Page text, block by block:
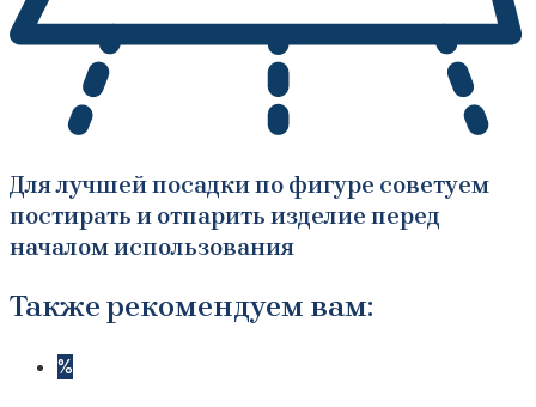
Для лучшей посадки по фигуре советуем
постирать и отпарить изделие перед
началом использования
Также рекомендуем вам:
%